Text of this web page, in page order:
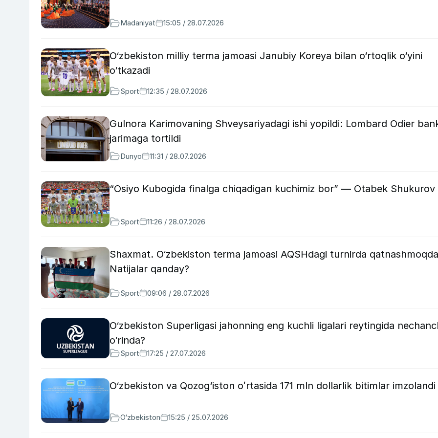
Madaniyat 15:05 / 28.07.2026
O‘zbekiston milliy terma jamoasi Janubiy Koreya bilan o‘rtoqlik o‘yini
o‘tkazadi
Sport 12:35 / 28.07.2026
Gulnora Karimovaning Shveysariyadagi ishi yopildi: Lombard Odier
jarimaga tortildi
Dunyo 11:31 / 28.07.2026
“Osiyo Kubogida finalga chiqadigan kuchimiz bor” — Otabek Shukurov
Sport 11:26 / 28.07.2026
Shaxmat. O‘zbekiston terma jamoasi AQSHdagi turnirda
Natijalar qanday?
Sport 09:06 / 28.07.2026
O‘zbekiston Superligasi jahonning eng kuchli ligalari reytingida
o‘rinda?
Sport 17:25 / 27.07.2026
O‘zbekiston va Qozog‘iston oʻrtasida 171 mln dollarlik bitimlar imzolandi
O‘zbekiston 15:25 / 25.07.2026